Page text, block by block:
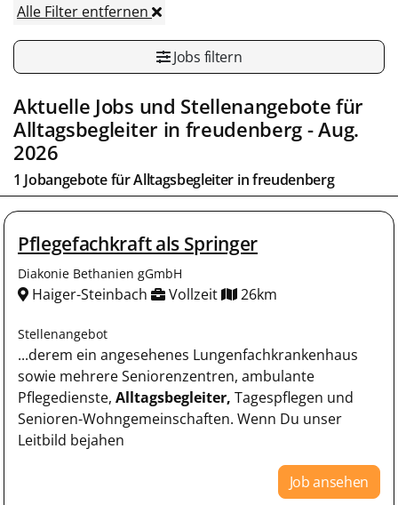
Alle Filter entfernen
Jobs filtern
Aktuelle Jobs und Stellenangebote für
Alltagsbegleiter in freudenberg- Aug.
2026
1 Jobangebote fürAlltagsbegleiter infreudenberg
Pflegefachkraft als Springer
Diakonie Bethanien gGmbH
Haiger-Steinbach Vollzeit 26km
Stellenangebot
...derem ein angesehenes Lungenfachkrankenhaus
sowie mehrere Seniorenzentren, ambulante
Pflegedienste, Alltagsbegleiter, Tagespflegen und
Senioren-Wohngemeinschaften. Wenn Du unser
Leitbild bejahen
Job ansehen